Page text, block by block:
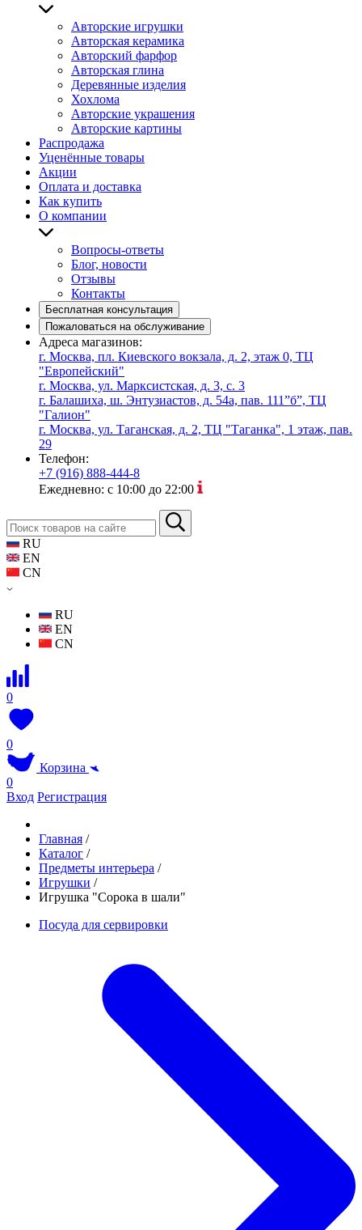
Авторские игрушки
Авторская керамика
Авторский фарфор
Авторская глина
Деревянные изделия
Хохлома
Авторские украшения
Авторские картины
Распродажа
Уценённые товары
Акции
Оплата и доставка
Как купить
О компании
Вопросы-ответы
Блог, новости
Отзывы
Контакты
Бесплатная консультация
Пожаловаться на обслуживание
Адреса магазинов:
г. Москва, пл. Киевского вокзала, д. 2, этаж 0, ТЦ
"Европейский"
г. Москва, ул. Марксистская, д. 3, с. 3
г. Балашиха, ш. Энтузиастов, д. 54а, пав. 111”б”, ТЦ
"Галион"
г. Москва, ул. Таганская, д. 2, ТЦ "Таганка", 1 этаж, пав.
29
Телефон:
+7 (916) 888-444-8
Ежедневно: с 10:00 до 22:00
RU
EN
CN
RU
EN
CN
0
0
Корзина
0
Вход Регистрация
Главная /
Каталог /
Предметы интерьера /
Игрушки /
Игрушка "Сорока в шали"
Посуда для сервировки